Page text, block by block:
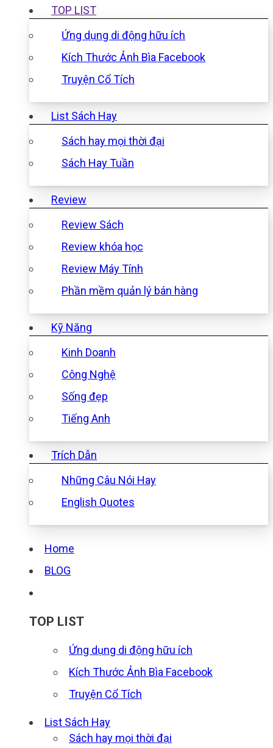
TOP LIST
Ứng dụng di động hữu ích
Kích Thước Ảnh Bìa Facebook
Truyện Cổ Tích
List Sách Hay
Sách hay mọi thời đại
Sách Hay Tuần
Review
Review Sách
Review khóa học
Review Máy Tính
Phần mềm quản lý bán hàng
Kỹ Năng
Kinh Doanh
Công Nghệ
Sống đẹp
Tiếng Anh
Trích Dẫn
Những Câu Nói Hay
English Quotes
Home
BLOG
TOP LIST
Ứng dụng di động hữu ích
Kích Thước Ảnh Bìa Facebook
Truyện Cổ Tích
List Sách Hay
Sách hay mọi thời đại